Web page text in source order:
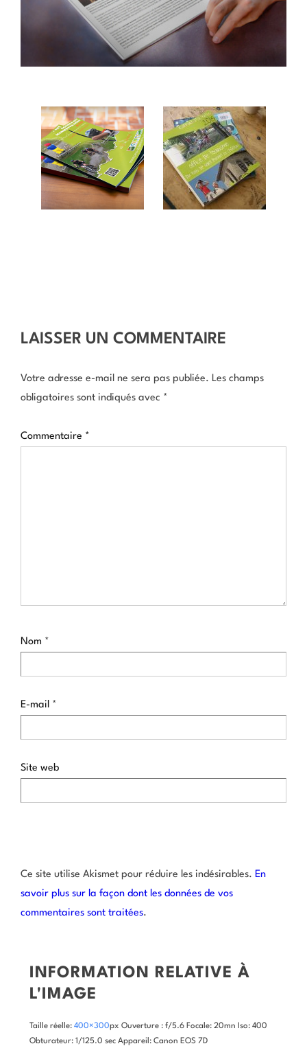
LAISSER UN COMMENTAIRE
Votre adresse e-mail ne sera pas publiée. Les champs
obligatoires sont indiqués avec *
Commentaire *
Nom *
E-mail *
Site web
Ce site utilise Akismet pour réduire les indésirables. En
savoir plus sur la façon dont les données de vos
commentaires sont traitées.
INFORMATION RELATIVE À
L'IMAGE
Taille réelle: 400×300px Ouverture : f/5.6 Focale: 20mn Iso: 400
Obturateur: 1/125.0 sec Appareil: Canon EOS 7D